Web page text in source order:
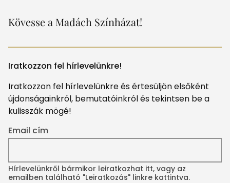
Kövesse a Madách Színházat!
Iratkozzon fel hírlevelünkre!
Iratkozzon fel hírlevelünkre és értesüljön elsőként
újdonságainkról, bemutatóinkról és tekintsen be a
kulisszák mögé!
Email cím
Hírlevelünkről bármikor leiratkozhat itt, vagy az
emailben található "Leiratkozás" linkre kattintva.